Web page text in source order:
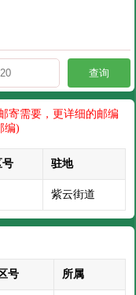
查询
寄需要，更详细的邮编
编)
号 驻地
紫云街道
号 所属